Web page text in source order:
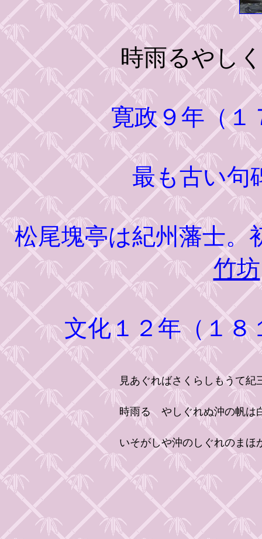
時雨るやし
寛政９年（１
最も古い句
松尾塊亭は紀州藩士
竹坊
文化１２年（１８
見あぐればさくらしもうて紀
時雨るゝやしぐれぬ沖の帆は
いそがしや沖のしぐれのまほ